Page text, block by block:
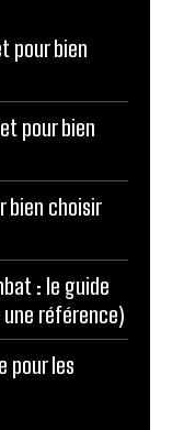
pour bien
pour bien
bien choisir
: le guide
référence)
pour les